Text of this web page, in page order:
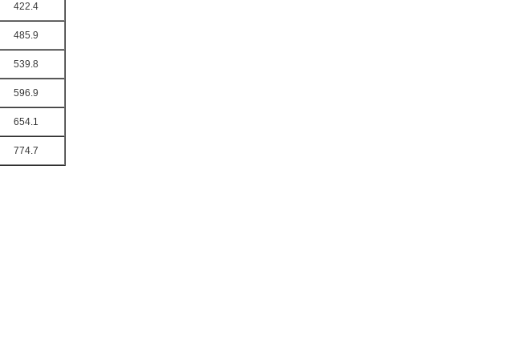
422.4
485.9
539.8
596.9
654.1
774.7